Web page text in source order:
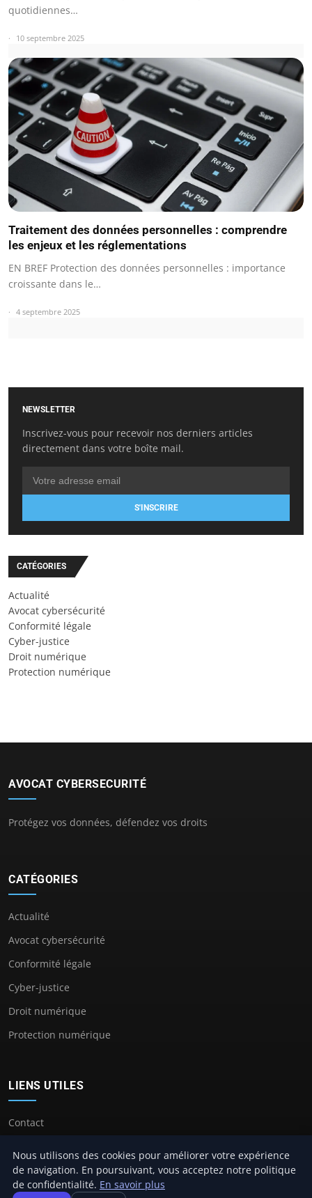
quotidiennes…
10 septembre 2025
Traitement des données personnelles : comprendre
les enjeux et les réglementations
EN BREF Protection des données personnelles : importance
croissante dans le…
4 septembre 2025
NEWSLETTER
Inscrivez-vous pour recevoir nos derniers articles
directement dans votre boîte mail.
S'INSCRIRE
CATÉGORIES
Actualité
Avocat cybersécurité
Conformité légale
Cyber-justice
Droit numérique
Protection numérique
AVOCAT CYBERSECURITÉ
Protégez vos données, défendez vos droits
CATÉGORIES
Actualité
Avocat cybersécurité
Conformité légale
Cyber-justice
Droit numérique
Protection numérique
LIENS UTILES
Contact
© 2026 Avocat Cybersecurité. Tous droits réservés.
Nous utilisons des cookies pour améliorer votre expérience
de navigation. En poursuivant, vous acceptez notre politique
de confidentialité. En savoir plus